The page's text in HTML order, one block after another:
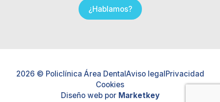
¿Hablamos?
2026 © Policlínica Área DentalAviso legalPrivacidad
Cookies
Diseño web por Marketkey